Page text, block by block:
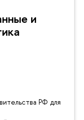
и
РФ для